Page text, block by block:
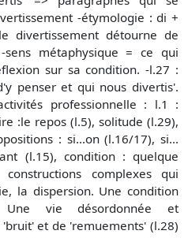
-étymologie : di +
divertissement détourne de
métaphysique = ce qui
sur sa condition. -l.27 :
penser et qui nous divertis'.
professionnelle : l.1 :
:le repos (l.5), solitude (l.29),
: si...on (l.16/17), si...
(l.15), condition : quelque
complexes qui
la dispersion. Une condition
vie désordonnée et
et de 'remuements' (l.28)